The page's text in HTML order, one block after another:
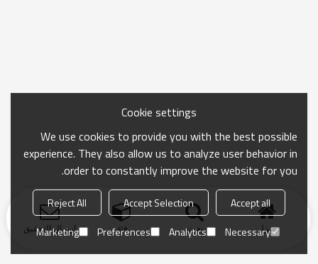
منزل بحث فئة ارسال التحقيق
Cookie settings
We use cookies to provide you with the best possible
experience. They also allow us to analyze user behavior in
order to constantly improve the website for you.
Accept all
Accept Selection
Reject All
Necessary
Analytics
Preferences
Marketing